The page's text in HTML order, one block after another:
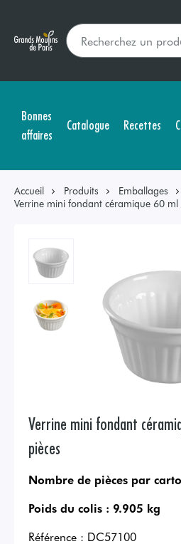
Bonnes
affaires
Catalogue Recettes
Accueil Produits Emballages
Verrine mini fondant céramique 60 ml
Verrine mini fondant
pièces
Nombre de pièces par
Poids du colis : 9.905 kg
Référence : DC57100